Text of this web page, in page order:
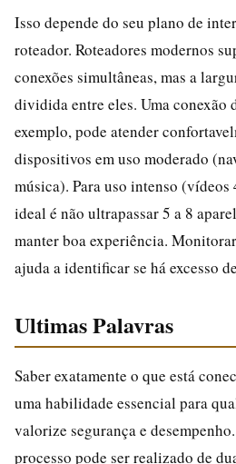
Isso depende do seu plano de
roteador. Roteadores modernos
conexões simultâneas, mas a
dividida entre eles. Uma conexão
exemplo, pode atender
dispositivos em uso moderado
música). Para uso intenso
ideal é não ultrapassar 5 a 8
manter boa experiência.
ajuda a identificar se há excesso
Ultimas Palavras
Saber exatamente o que está
uma habilidade essencial para
valorize segurança e
processo pode ser realizado de